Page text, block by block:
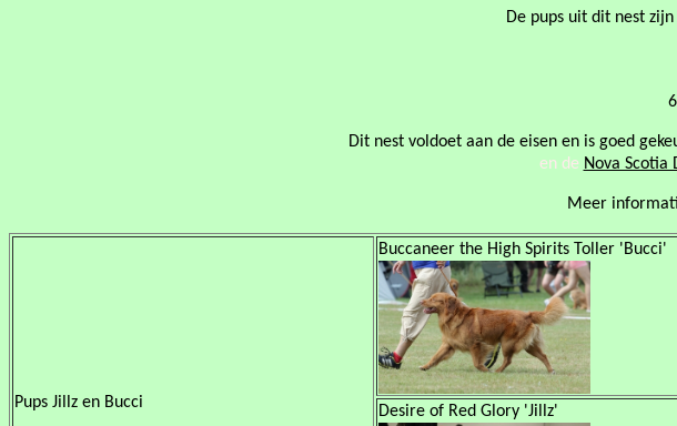
De pups uit dit nest zijn
Dit nest voldoet aan de eisen en is goed
en de Nova Scotia
Meer
Pups Jillz en Bucci
Buccaneer the High Spirits Toller 'Bucci'
Desire of Red Glory 'Jillz'